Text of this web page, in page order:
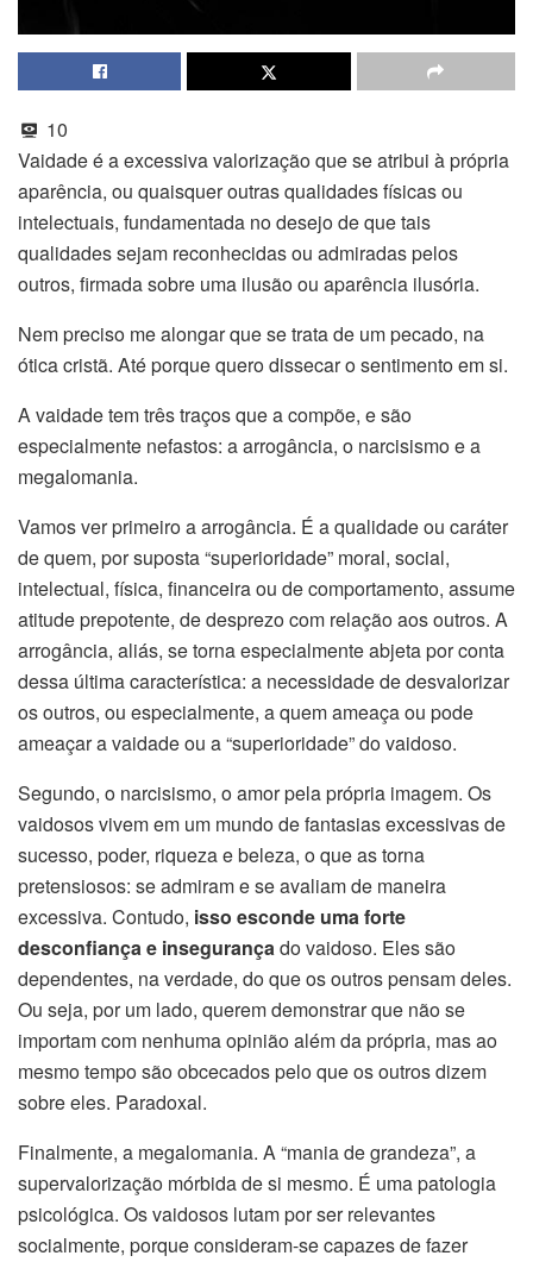
10
Vaidade é a excessiva valorização que se atribui à própria
aparência, ou quaisquer outras qualidades físicas ou
intelectuais, fundamentada no desejo de que tais
qualidades sejam reconhecidas ou admiradas pelos
outros, firmada sobre uma ilusão ou aparência ilusória.
Nem preciso me alongar que se trata de um pecado, na
ótica cristã. Até porque quero dissecar o sentimento em si.
A vaidade tem três traços que a compõe, e são
especialmente nefastos: a arrogância, o narcisismo e a
megalomania.
Vamos ver primeiro a arrogância. É a qualidade ou caráter
de quem, por suposta “superioridade” moral, social,
intelectual, física, financeira ou de comportamento, assume
atitude prepotente, de desprezo com relação aos outros. A
arrogância, aliás, se torna especialmente abjeta por conta
dessa última característica: a necessidade de desvalorizar
os outros, ou especialmente, a quem ameaça ou pode
ameaçar a vaidade ou a “superioridade” do vaidoso.
Segundo, o narcisismo, o amor pela própria imagem. Os
vaidosos vivem em um mundo de fantasias excessivas de
sucesso, poder, riqueza e beleza, o que as torna
pretensiosos: se admiram e se avaliam de maneira
excessiva. Contudo, isso esconde uma forte
desconfiança e insegurançado vaidoso. Eles são
dependentes, na verdade, do que os outros pensam deles.
Ou seja, por um lado, querem demonstrar que não se
importam com nenhuma opinião além da própria, mas ao
mesmo tempo são obcecados pelo que os outros dizem
sobre eles. Paradoxal.
Finalmente, a megalomania. A “mania de grandeza”, a
supervalorização mórbida de si mesmo. É uma patologia
psicológica. Os vaidosos lutam por ser relevantes
socialmente, porque consideram-se capazes de fazer